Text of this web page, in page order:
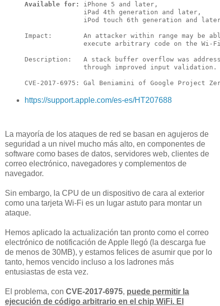
Available for:
iPhone 5 and later,
               iPad 4th generation and later,
iPod touch 6th generation and
Impact:        An attacker within range may be
execute arbitrary code on the Wi-
Description:   A stack buffer overflow was
               through improved input validation.
CVE-2017-6975: Gal Beniamini of Google Project
https://support.apple.com/es-es/HT207688
La mayoría de los ataques de red se basan en agujeros de
seguridad a un nivel mucho más alto, en componentes de
software como bases de datos, servidores web, clientes de
correo electrónico, navegadores y complementos de
navegador.
Sin embargo, la CPU de un dispositivo de cara al exterior
como una tarjeta Wi-Fi es un lugar astuto para montar un
ataque.
Hemos aplicado la actualización tan pronto como el correo
electrónico de notificación de Apple llegó (la descarga fue
de menos de 30MB), y estamos felices de asumir que por lo
tanto, hemos vencido incluso a los ladrones más
entusiastas de esta vez.
El problema, con CVE-2017-6975, puede permitir la
ejecución de código arbitrario en el chip WiFi. El